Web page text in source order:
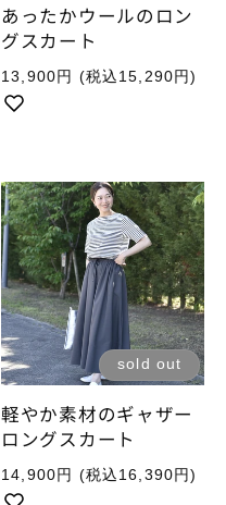
あったかウールのロン
グスカート
通
常
価
13,900円 (税込15,290円)
sold out
軽やか素材のギャザー
ロングスカート
通
常
14,900円 (税込16,390円)